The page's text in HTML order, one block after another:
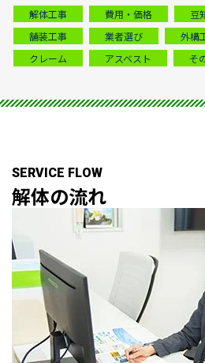
解体工事 費用・価格 豆
舗装工事
業者選び 外構
クレーム
アスベスト そ
SERVICE FLOW
解体の流れ